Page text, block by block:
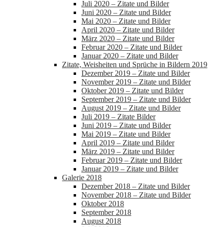
Juli 2020 – Zitate und Bilder
Juni 2020 – Zitate und Bilder
Mai 2020 – Zitate und Bilder
April 2020 – Zitate und Bilder
März 2020 – Zitate und Bilder
Februar 2020 – Zitate und Bilder
Januar 2020 – Zitate und Bilder
Zitate, Weisheiten und Sprüche in Bildern 2019
Dezember 2019 – Zitate und Bilder
November 2019 – Zitate und Bilder
Oktober 2019 – Zitate und Bilder
September 2019 – Zitate und Bilder
August 2019 – Zitate und Bilder
Juli 2019 – Zitate Bilder
Juni 2019 – Zitate und Bilder
Mai 2019 – Zitate und Bilder
April 2019 – Zitate und Bilder
März 2019 – Zitate und Bilder
Februar 2019 – Zitate und Bilder
Januar 2019 – Zitate und Bilder
Galerie 2018
Dezember 2018 – Zitate und Bilder
November 2018 – Zitate und Bilder
Oktober 2018
September 2018
August 2018